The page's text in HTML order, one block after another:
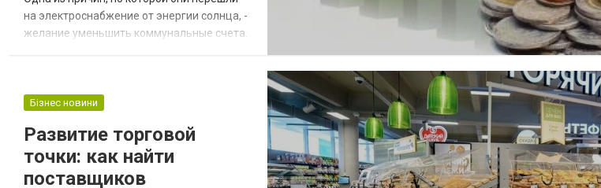
на электроснабжение от энергии солнца, -
желание уменьшить коммунальные счета.
И как сделать так, чтобы домашняя СЭС
возобновляемые источники энергии -
общеми...
Бізнес новини
Развитие торговой
точки: как найти
поставщиков